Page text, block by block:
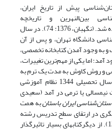
باستان‌شناسی پیش از تاریخ ایران،
بین‌النهرین و تاریخچه
باستان‌شناسی بر دروس قبلی افزوده شد. (نگهبان، 1376: 74). در سال
دانشگاه تهران، و پس از آن
به وجود آمدن کتابخانه تخصصی،
اما یکی از مهم‌ترین تغییرات،
و روش کاوش به مدت یک ترم به
دوره تحصیلی بود؛ ضمن آنکه از سال تحصیلی 1344 نظام آموزشی
یا ترمی در آمد (سعیدی
ایران باستانبه همت
در ارتقای سطح تدریس رشته
باستان‌شناسی بود (واندنبرگ، 1348). از دیگرکتابهای بسیار تاثیرگذار